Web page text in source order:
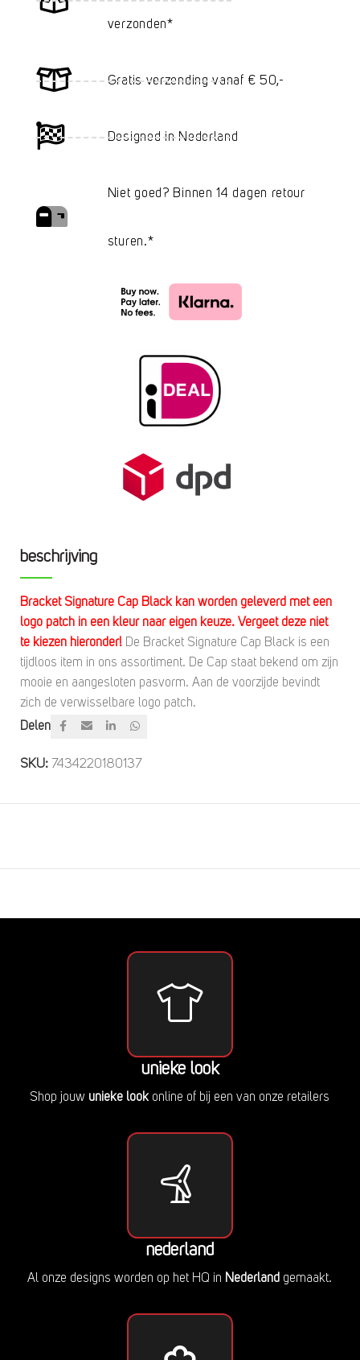
verzonden*
Gratis verzending vanaf € 50,-
Designed in Nederland
Niet goed? Binnen 14 dagen retour
sturen.*
beschrijving
Bracket Signature Cap Black kan worden geleverd met een
logo patch in een kleur naar eigen keuze. Vergeet deze niet
te kiezen hieronder! De Bracket Signature Cap Black is een
tijdloos item in ons assortiment. De Cap staat bekend om zijn
mooie en aangesloten pasvorm. Aan de voorzijde bevindt
zich de verwisselbare logo patch.
Delen
SKU: 7434220180137
unieke look
Shop jouw unieke lookonline of bij een van onze retailers
nederland
Al onze designs worden op het HQ in Nederland gemaakt.